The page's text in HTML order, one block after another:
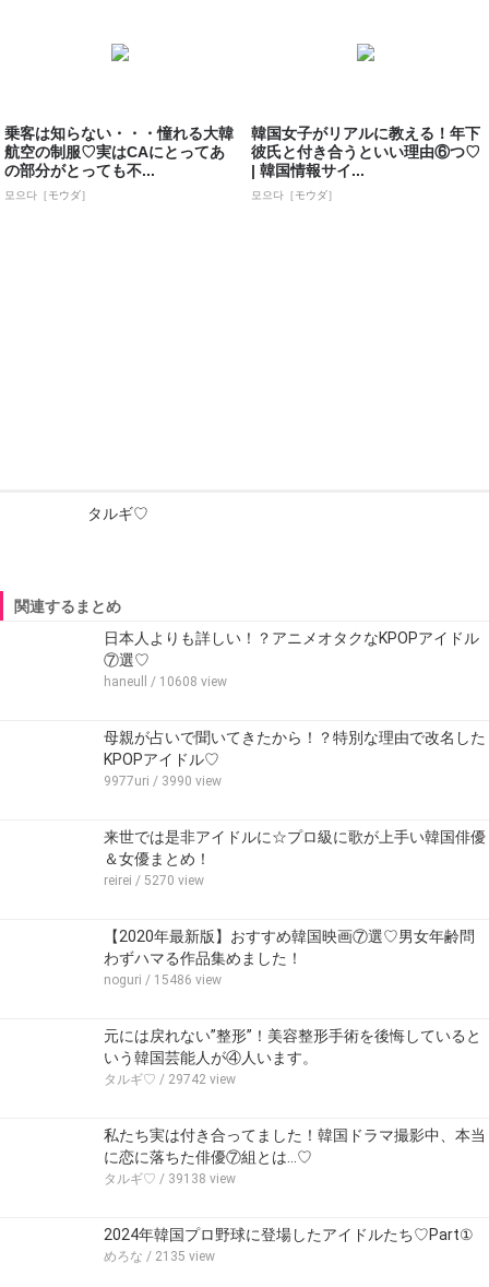
乗客は知らない・・・憧れる大韓
航空の制服♡実はCAにとってあ
の部分がとっても不...
모으다［モウダ］
韓国女子がリアルに教える！年下
彼氏と付き合うといい理由⑥つ♡
| 韓国情報サイ...
모으다［モウダ］
タルギ♡
関連するまとめ
日本人よりも詳しい！？アニメオタクなKPOPアイドル
⑦選♡
haneull / 10608 view
母親が占いで聞いてきたから！？特別な理由で改名した
KPOPアイドル♡
9977uri / 3990 view
来世では是非アイドルに☆プロ級に歌が上手い韓国俳優
＆女優まとめ！
reirei / 5270 view
【2020年最新版】おすすめ韓国映画⑦選♡男女年齢問
わずハマる作品集めました！
noguri / 15486 view
元には戻れない”整形”！美容整形手術を後悔していると
いう韓国芸能人が④人います。
タルギ♡ / 29742 view
私たち実は付き合ってました！韓国ドラマ撮影中、本当
に恋に落ちた俳優⑦組とは…♡
タルギ♡ / 39138 view
2024年韓国プロ野球に登場したアイドルたち♡Part①
めろな / 2135 view